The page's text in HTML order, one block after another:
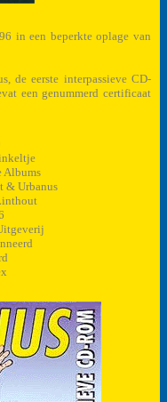
in een beperkte oplage van
de eerste interpassieve CD-
een genummerd certificaat
Albums
& Urbanus